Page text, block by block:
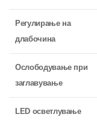
Регулирање на
длабочина
Ослободување при
заглавување
LED осветлување